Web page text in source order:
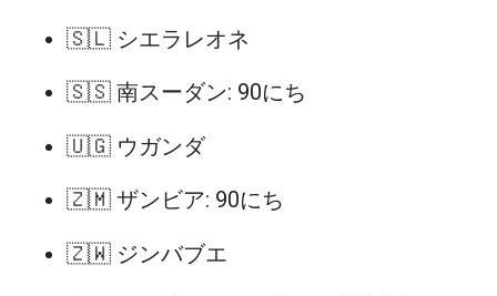
🇸🇱 シエラレオネ
🇸🇸 南スーダン: 90にち
🇺🇬 ウガンダ
🇿🇲 ザンビア: 90にち
🇿🇼 ジンバブエ